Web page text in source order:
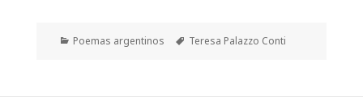
Categorías
Poemas argentinos Etiquetas
Teresa Palazzo Conti